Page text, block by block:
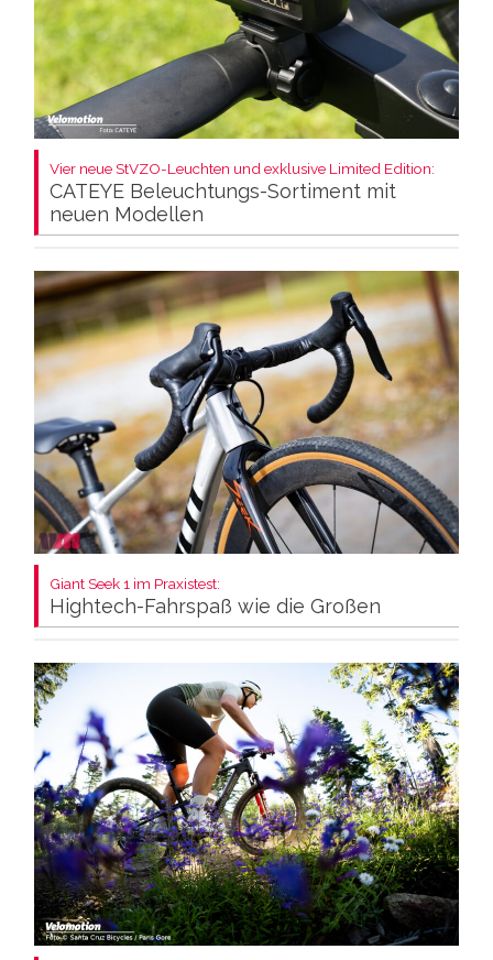
Vier neue StVZO-Leuchten und exklusive Limited Edition:
CATEYE Beleuchtungs-Sortiment mit
neuen Modellen
Giant Seek 1 im Praxistest:
Hightech-Fahrspaß wie die Großen